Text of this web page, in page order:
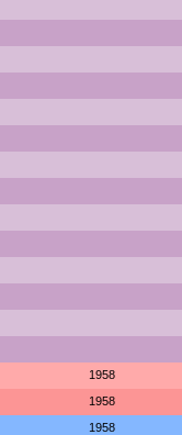
1958
1958
1958